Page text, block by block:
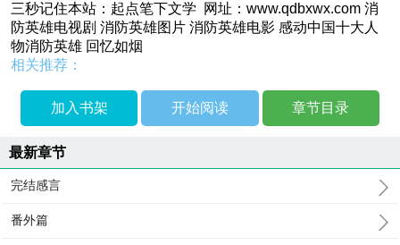
三秒记住本站：起点笔下文学 网址：www.qdbxwx.com 消
防英雄电视剧 消防英雄图片 消防英雄电影 感动中国十大人
物消防英雄 回忆如烟
相关推荐：
加入书架 开始阅读 章节目录
最新章节
完结感言
番外篇